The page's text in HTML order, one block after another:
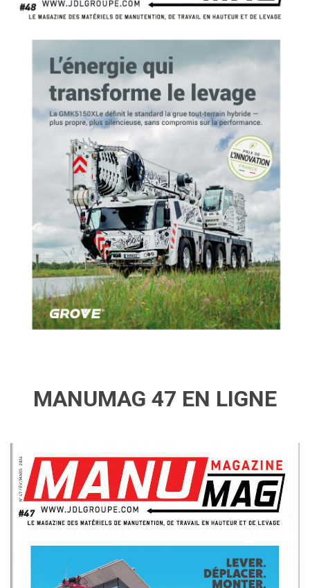
MANUMAG 47 EN LIGNE